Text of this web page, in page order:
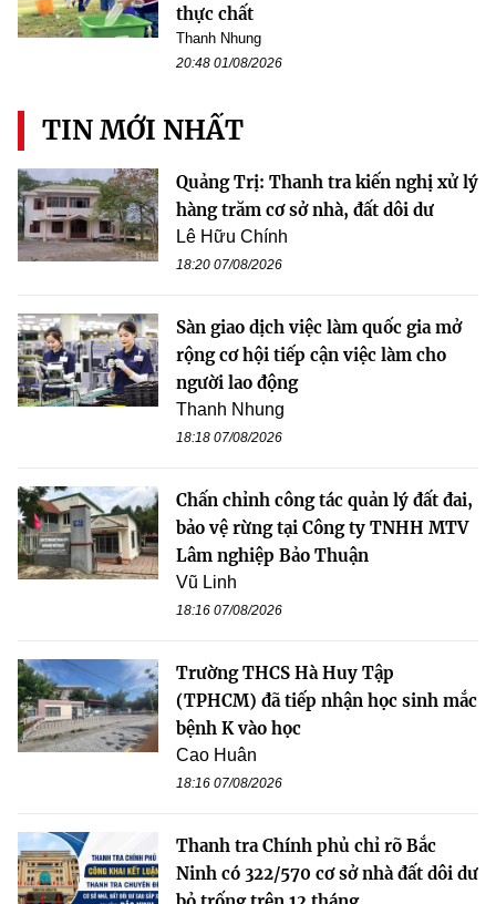
thực chất
Thanh Nhung
20:48 01/08/2026
TIN MỚI NHẤT
Quảng Trị: Thanh tra kiến nghị xử lý
hàng trăm cơ sở nhà, đất dôi dư
Lê Hữu Chính
18:20 07/08/2026
Sàn giao dịch việc làm quốc gia mở
rộng cơ hội tiếp cận việc làm cho
người lao động
Thanh Nhung
18:18 07/08/2026
Chấn chỉnh công tác quản lý đất đai,
bảo vệ rừng tại Công ty TNHH MTV
Lâm nghiệp Bảo Thuận
Vũ Linh
18:16 07/08/2026
Trường THCS Hà Huy Tập
(TPHCM) đã tiếp nhận học sinh mắc
bệnh K vào học
Cao Huân
18:16 07/08/2026
Thanh tra Chính phủ chỉ rõ Bắc
Ninh có 322/570 cơ sở nhà đất dôi dư